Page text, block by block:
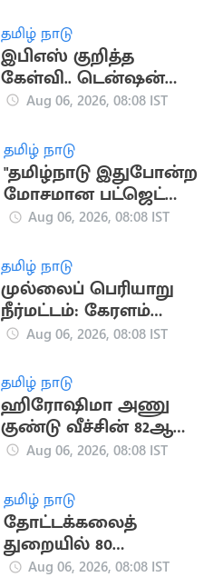
தமிழ் நாடு
இபிஎஸ் குறித்த
கேள்வி.. டென்ஷன்
ஆன சி.வி.சண்முகம்
Aug 06, 2026, 08:08 IST
தமிழ் நாடு
"தமிழ்நாடு இதுபோன்ற
மோசமான பட்ஜெட்டை
பார்த்ததில்லை"..
Aug 06, 2026, 08:08 IST
தமிழ் நாடு
முல்லைப் பெரியாறு
நீர்மட்டம்: கேரளம்
அமைச்சர் எச்சரிக்கை
Aug 06, 2026, 08:08 IST
தமிழ் நாடு
ஹிரோஷிமா அணு
குண்டு வீச்சின் 82ஆம்
ஆண்டு நினைவு
Aug 06, 2026, 08:08 IST
தமிழ் நாடு
தோட்டக்கலைத்
துறையில் 80
காலிப்பணியிடங்கள்
Aug 06, 2026, 08:08 IST